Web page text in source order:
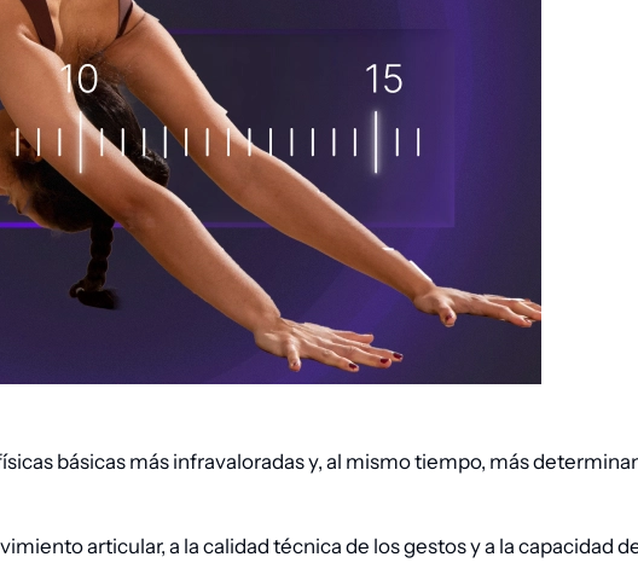
básicas más infravaloradas y, al mismo tiempo, más
articular, a la calidad técnica de los gestos y a la capacidad